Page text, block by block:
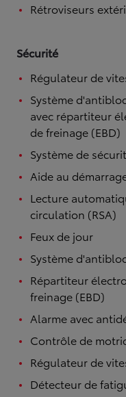
Rétroviseurs
Sécurité
Régulateur de
Système
avec répartiteur
de freinage (EBD)
Système de
Aide au
Lecture
circulation (RSA)
Feux de jour
Système
Répartiteur
freinage (EBD)
Alarme avec
Contrôle de
Régulateur de
Détecteur de